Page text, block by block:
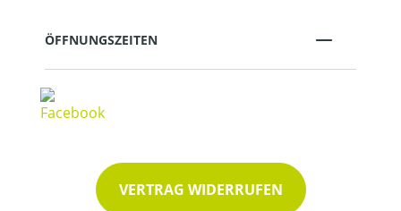
ÖFFNUNGSZEITEN
VERTRAG WIDERRUFEN